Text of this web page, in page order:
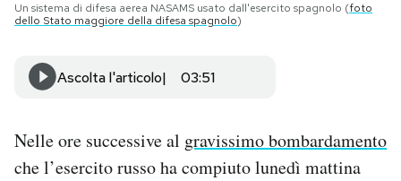
SHOP
CALENDARIO
AREA PERSONALE
Area Personale
Un sistema di difesa aerea NASAMS usato dall'esercito spagnolo (foto
dello Stato maggiore della difesa spagnolo)
Ascolta l'articolo 03:51
Nelle ore successive al gravissimo bombardamento
che l’esercito russo ha compiuto lunedì mattina